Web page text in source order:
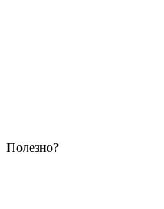
Полезно?